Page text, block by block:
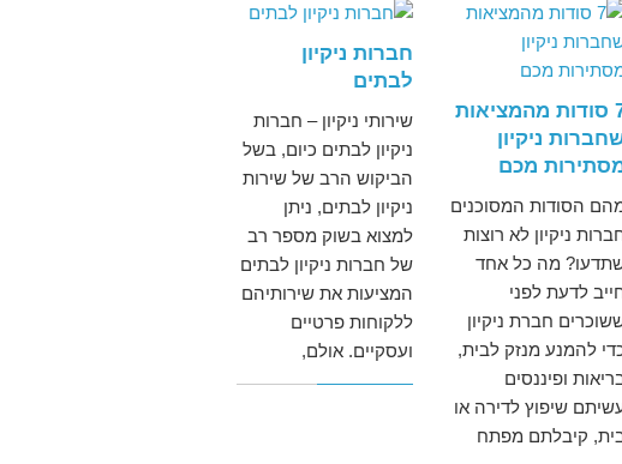
7 סודות מהמציאות
ניקיון
מכם
הסודות המסוכנים
ניקיון לא רוצות
מה כל אחד
לדעת לפני
חברת ניקיון
להמנע מנזק לבית,
ופיננסים
שיפוץ לדירה או
קיבלתם מפתח
חברות ניקיון
לבתים
שירותי ניקיון – חברות
ניקיון לבתים כיום, בשל
הביקוש הרב של שירות
ניקיון לבתים, ניתן
למצוא בשוק מספר רב
של חברות ניקיון לבתים
המציעות את שירותיהם
ללקוחות פרטיים
ועסקיים. אולם,